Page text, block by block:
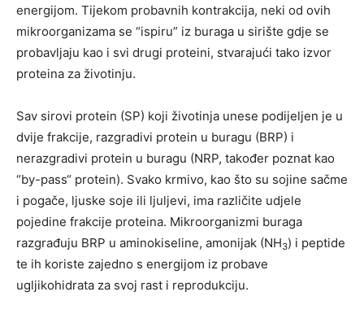
energijom. Tijekom probavnih kontrakcija, neki od ovih
mikroorganizama se “ispiru” iz buraga u sirište gdje se
probavljaju kao i svi drugi proteini, stvarajući tako izvor
proteina za životinju.
Sav sirovi protein (SP) koji životinja unese podijeljen je u
dvije frakcije, razgradivi protein u buragu (BRP) i
nerazgradivi protein u buragu (NRP, također poznat kao
“by-pass“ protein). Svako krmivo, kao što su sojine sačme
i pogače, ljuske soje ili ljuljevi, ima različite udjele
pojedine frakcije proteina. Mikroorganizmi buraga
razgrađuju BRP u aminokiseline, amonijak (NH3) i peptide
te ih koriste zajedno s energijom iz probave
ugljikohidrata za svoj rast i reprodukciju.